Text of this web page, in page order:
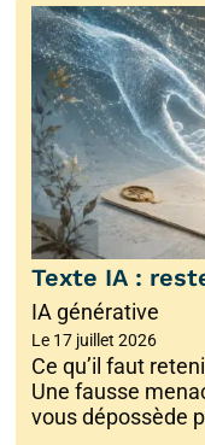
Texte IA :
IA générative
Le 17 juillet 2026
Ce qu’il faut
Une fausse
vous dépossède